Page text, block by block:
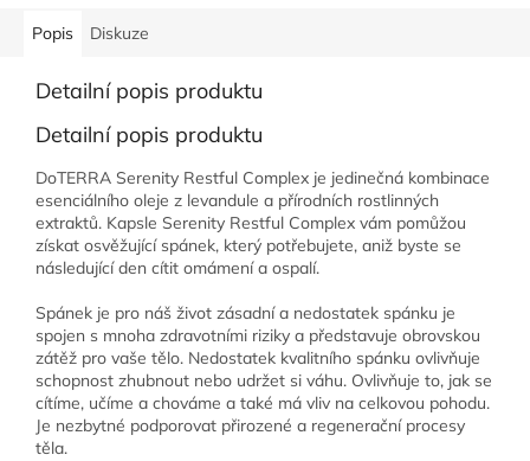
Popis Diskuze
Detailní popis produktu
Detailní popis produktu
DoTERRA Serenity Restful Complex je jedinečná kombinace
esenciálního oleje z levandule a přírodních rostlinných
extraktů. Kapsle Serenity Restful Complex vám pomůžou
získat osvěžující spánek, který potřebujete, aniž byste se
následující den cítit omámení a ospalí.
Spánek je pro náš život zásadní a nedostatek spánku je
spojen s mnoha zdravotními riziky a představuje obrovskou
zátěž pro vaše tělo. Nedostatek kvalitního spánku ovlivňuje
schopnost zhubnout nebo udržet si váhu. Ovlivňuje to, jak se
cítíme, učíme a chováme a také má vliv na celkovou pohodu.
Je nezbytné podporovat přirozené a regenerační procesy
těla.